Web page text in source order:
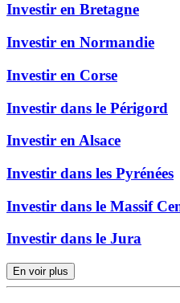
Investir en Bretagne
Investir en Normandie
Investir en Corse
Investir dans le Périgord
Investir en Alsace
Investir dans les Pyrénées
Investir dans le Massif
Investir dans le Jura
En voir plus